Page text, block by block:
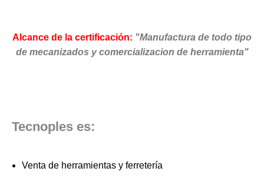
Alcance de la certificación: "Manufactura de todo tipo
de mecanizados y comercializacion de herramienta"
Tecnoples es:
Venta de herramientas y ferretería